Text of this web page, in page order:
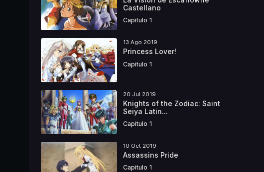
Castellano
Capitulo 1
13 Ago 2019
Princess Lover!
Capitulo 1
20 Jul 2019
Knights of the Zodiac: Saint
Seiya Latin...
Capitulo 1
10 Oct 2019
Assassins Pride
Capitulo 1